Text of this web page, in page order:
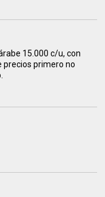
15.000 c/u, con
precios primero no